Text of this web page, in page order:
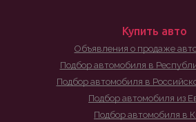
Купить авто
Объявления о продаже
Подбор автомобиля в
Подбор автомобиля в
Подбор автомобиля из
Подбор автомобиля в